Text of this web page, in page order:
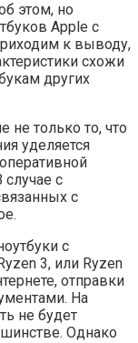
этом, но
Apple с
к выводу,
схожи
других
не только то, что
уделяется
с
с
с
3, или Ryzen
отправки
На
не будет
Однако